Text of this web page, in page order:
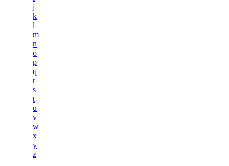
j
k
l
m
n
o
p
q
r
s
t
u
v
w
x
y
z